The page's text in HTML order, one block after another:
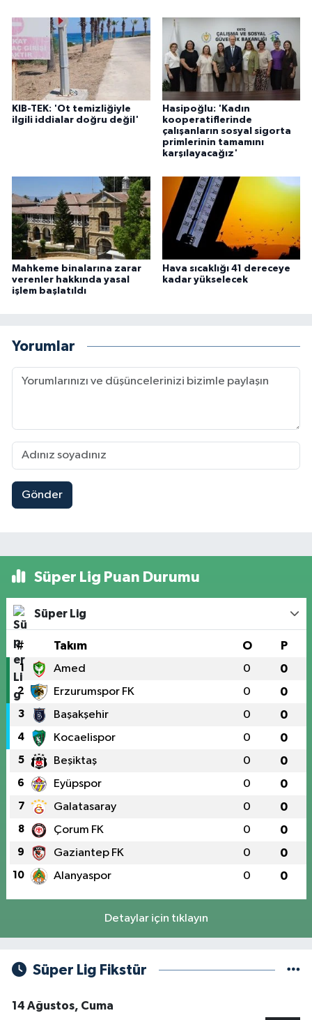
KIB-TEK: 'Ot temizliğiyle
ilgili iddialar doğru değil'
Hasipoğlu: 'Kadın
kooperatiflerinde
çalışanların sosyal sigorta
primlerinin tamamını
karşılayacağız'
Mahkeme binalarına zarar
verenler hakkında yasal
işlem başlatıldı
Hava sıcaklığı 41 dereceye
kadar yükselecek
Yorumlar
Gönder
Süper Lig Puan Durumu
Süper Lig
# Takım O P
1 Amed 0 0
2 Erzurumspor FK 0 0
3 Başakşehir 0 0
4 Kocaelispor 0 0
5 Beşiktaş 0 0
6 Eyüpspor 0 0
7 Galatasaray 0 0
8 Çorum FK 0 0
9 Gaziantep FK 0 0
10 Alanyaspor 0 0
Detaylar için tıklayın
Süper Lig Fikstür
14 Ağustos, Cuma